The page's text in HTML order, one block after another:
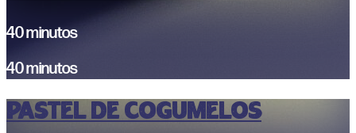
40 minutos
40 minutos
PASTEL DE COGUMELOS